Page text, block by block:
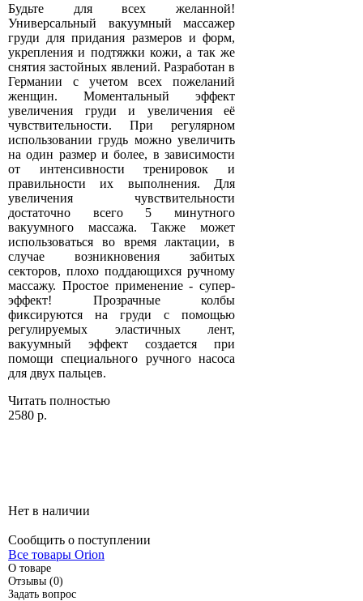
Будьте для всех желанной!
Универсальный вакуумный массажер
груди для придания размеров и форм,
укрепления и подтяжки кожи, а так же
снятия застойных явлений. Разработан в
Германии с учетом всех пожеланий
женщин. Моментальный эффект
увеличения груди и увеличения её
чувствительности. При регулярном
использовании грудь можно увеличить
на один размер и более, в зависимости
от интенсивности тренировок и
правильности их выполнения. Для
увеличения чувствительности
достаточно всего 5 минутного
вакуумного массажа. Также может
использоваться во время лактации, в
случае возникновения забитых
секторов, плохо поддающихся ручному
массажу. Простое применение - супер-
эффект! Прозрачные колбы
фиксируются на груди с помощью
регулируемых эластичных лент,
вакуумный эффект создается при
помощи специального ручного насоса
для двух пальцев.
Читать полностью
2580 р.
Нет в наличии
Сообщить о поступлении
Все товары Orion
О товаре
Отзывы (0)
Задать вопрос